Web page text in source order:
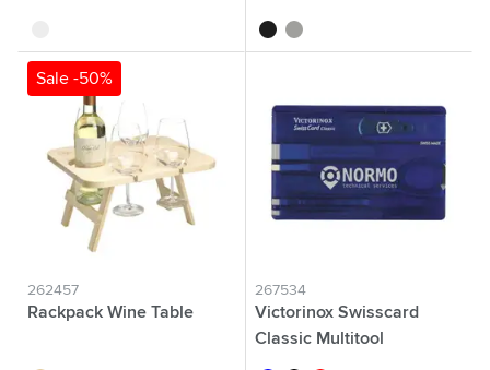
noir gris
Sale -50%
262457
Rackpack Wine Table
267534
Victorinox Swisscard
Classic Multitool